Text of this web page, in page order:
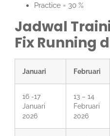
Practice = 30 %
Jadwal
Fix Running
Januari Februari
16 -17
Januari
2026
13 – 14
Februari
2026